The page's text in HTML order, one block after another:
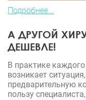
Подробнее...
А ДРУГОЙ
ДЕШЕВЛЕ!
В практике
возникает
предварительную
пользу